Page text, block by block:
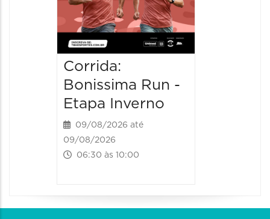
Corrida:
Bonissima Run -
Etapa Inverno
09/08/2026 até
09/08/2026
06:30 às 10:00